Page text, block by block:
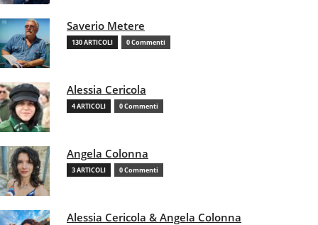
Saverio Metere
130 ARTICOLI 0 Commenti
Alessia Cericola
4 ARTICOLI 0 Commenti
Angela Colonna
3 ARTICOLI 0 Commenti
Alessia Cericola & Angela Colonna